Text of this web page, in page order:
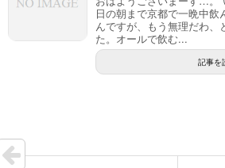
日の朝まで京都で一晩中飲
んですが、もう無理だわ、
た。オールで飲む...
記事を